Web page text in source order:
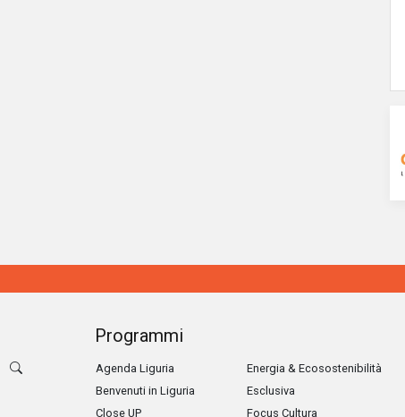
Programmi
Agenda Liguria
Benvenuti in Liguria
Close UP
Energia & Ecosostenibilità
Esclusiva
Focus Cultura